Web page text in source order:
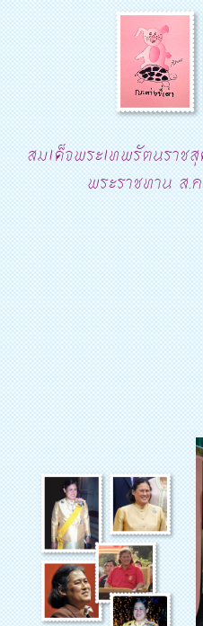
สมเด็จพระเทพรัตนราช
พระราชทาน ส